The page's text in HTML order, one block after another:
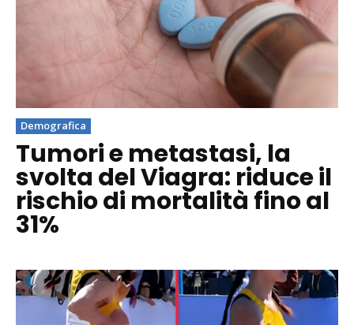
Demografica
Tumori e metastasi, la
svolta del Viagra: riduce il
rischio di mortalità fino al
31%